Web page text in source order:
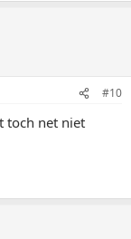
#10
toch net niet